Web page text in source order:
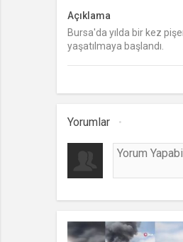
Açıklama
Bursa'da yılda bir kez
yaşatılmaya başlandı.
Yorumlar